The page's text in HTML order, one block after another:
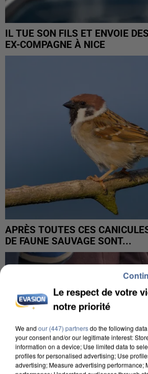
IL TUE SON FILS ET ENVOIE
EX-COMPAGNE À NICE
APRÈS TOUTES CES
DE FAUNE SAUVAGE SONT...
Le respect de votre
notre priorité
We and our (447) partnersdo the following
your consent and/or our legitimate interest:
information on a device; Use limited data to
profiles for personalised advertising; Use
advertising; Measure advertising performance;